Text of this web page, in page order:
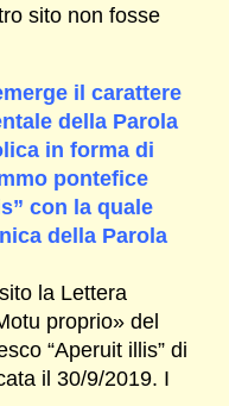
sito non fosse
il carattere
della Parola
in forma di
pontefice
con la quale
della Parola
la Lettera
proprio» del
“Aperuit illis” di
il 30/9/2019. I